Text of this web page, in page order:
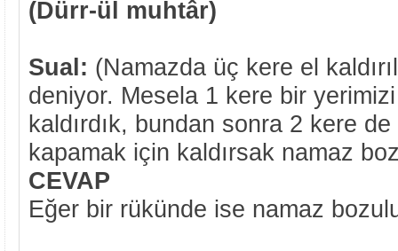
(Dürr-ül muhtâr)
Sual: (Namazda üç kere el
deniyor. Mesela 1 kere bir
kaldırdık, bundan sonra 2 kere de
kapamak için kaldırsak namaz
CEVAP
Eğer bir rükünde ise namaz